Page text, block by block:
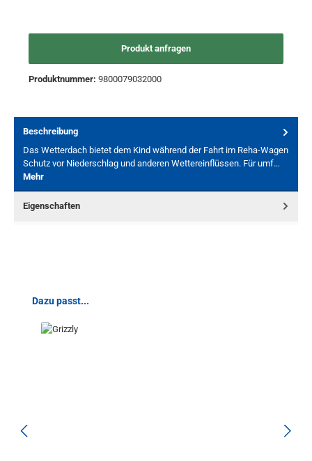
Produkt anfragen
Produktnummer: 9800079032000
Beschreibung
Das Wetterdach bietet dem Kind während der Fahrt im Reha-Wagen
Schutz vor Niederschlag und anderen Wettereinflüssen. Für umf…
Mehr
Eigenschaften
Produktgalerie überspringen
Dazu passt...